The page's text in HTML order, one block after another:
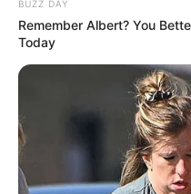
ประเทศจะเฟื้องฟู
พ.ศ. 2559 จะเกิดวิกฤตท
พ้นปัญหาต่างๆ
พ.ศ. 2560 ทุกอย่างลงตัว
BUZZ DAY
Remember Albert? You
Today